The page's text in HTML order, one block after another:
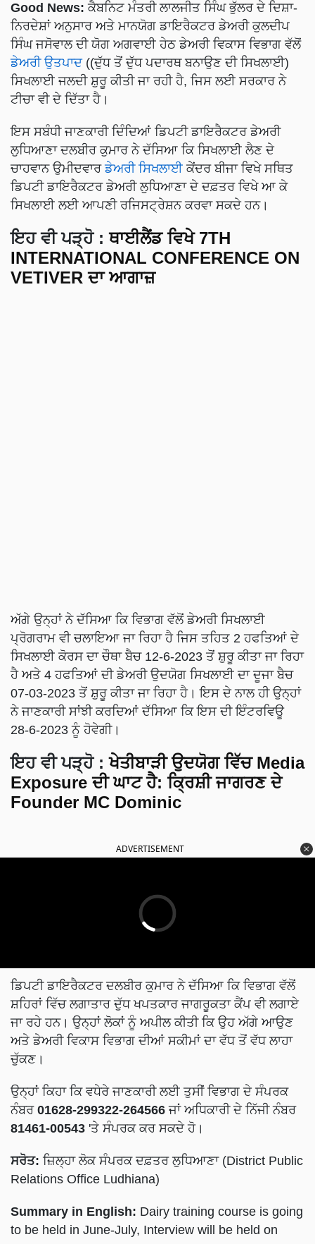
Good News: ਕੈਬਨਿਟ ਮੰਤਰੀ ਲਾਲਜੀਤ ਸਿੰਘ ਭੁੱਲਰ ਦੇ ਦਿਸ਼ਾ-
ਨਿਰਦੇਸ਼ਾਂ ਅਨੁਸਾਰ ਅਤੇ ਮਾਨਯੋਗ ਡਾਇਰੈਕਟਰ ਡੇਅਰੀ ਕੁਲਦੀਪ
ਸਿੰਘ ਜਸੋਵਾਲ ਦੀ ਯੋਗ ਅਗਵਾਈ ਹੇਠ ਡੇਅਰੀ ਵਿਕਾਸ ਵਿਭਾਗ ਵੱਲੋਂ
ਡੇਅਰੀ ਉਤਪਾਦ((ਦੁੱਧ ਤੋਂ ਦੁੱਧ ਪਦਾਰਥ ਬਨਾਉਣ ਦੀ ਸਿਖਲਾਈ)
ਸਿਖਲਾਈ ਜਲਦੀ ਸ਼ੁਰੂ ਕੀਤੀ ਜਾ ਰਹੀ ਹੈ, ਜਿਸ ਲਈ ਸਰਕਾਰ ਨੇ
ਟੀਚਾ ਵੀ ਦੇ ਦਿੱਤਾ ਹੈ।
ਇਸ ਸਬੰਧੀ ਜਾਣਕਾਰੀ ਦਿੰਦਿਆਂ ਡਿਪਟੀ ਡਾਇਰੈਕਟਰ ਡੇਅਰੀ
ਲੁਧਿਆਣਾ ਦਲਬੀਰ ਕੁਮਾਰ ਨੇ ਦੱਸਿਆ ਕਿ ਸਿਖਲਾਈ ਲੈਣ ਦੇ
ਚਾਹਵਾਨ ਉਮੀਦਵਾਰ ਡੇਅਰੀ ਸਿਖਲਾਈ ਕੇਂਦਰ ਬੀਜਾ ਵਿਖੇ ਸਥਿਤ
ਡਿਪਟੀ ਡਾਇਰੈਕਟਰ ਡੇਅਰੀ ਲੁਧਿਆਣਾ ਦੇ ਦਫ਼ਤਰ ਵਿਖੇ ਆ ਕੇ
ਸਿਖਲਾਈ ਲਈ ਆਪਣੀ ਰਜਿਸਟ੍ਰੇਸ਼ਨ ਕਰਵਾ ਸਕਦੇ ਹਨ।
ਇਹ ਵੀ ਪੜ੍ਹੋ :ਥਾਈਲੈਂਡ ਵਿਖੇ 7TH
INTERNATIONAL CONFERENCE ON
VETIVER ਦਾ ਆਗਾਜ਼
ਅੱਗੇ ਉਨ੍ਹਾਂ ਨੇ ਦੱਸਿਆ ਕਿ ਵਿਭਾਗ ਵੱਲੋਂ ਡੇਅਰੀ ਸਿਖਲਾਈ
ਪ੍ਰੋਗਰਾਮ ਵੀ ਚਲਾਇਆ ਜਾ ਰਿਹਾ ਹੈ ਜਿਸ ਤਹਿਤ 2 ਹਫਤਿਆਂ ਦੇ
ਸਿਖਲਾਈ ਕੋਰਸ ਦਾ ਚੌਥਾ ਬੈਚ 12-6-2023 ਤੋਂ ਸ਼ੁਰੂ ਕੀਤਾ ਜਾ ਰਿਹਾ
ਹੈ ਅਤੇ 4 ਹਫਤਿਆਂ ਦੀ ਡੇਅਰੀ ਉਦਯੋਗ ਸਿਖਲਾਈ ਦਾ ਦੂਜਾ ਬੈਚ
07-03-2023 ਤੋਂ ਸ਼ੁਰੂ ਕੀਤਾ ਜਾ ਰਿਹਾ ਹੈ। ਇਸ ਦੇ ਨਾਲ ਹੀ ਉਨ੍ਹਾਂ
ਨੇ ਜਾਣਕਾਰੀ ਸਾਂਝੀ ਕਰਦਿਆਂ ਦੱਸਿਆ ਕਿ ਇਸ ਦੀ ਇੰਟਰਵਿਊ
28-6-2023 ਨੂੰ ਹੋਵੇਗੀ।
ਇਹ ਵੀ ਪੜ੍ਹੋ :ਖੇਤੀਬਾੜੀ ਉਦਯੋਗ ਵਿੱਚ Media
Exposure ਦੀ ਘਾਟ ਹੈ: ਕ੍ਰਿਸ਼ੀ ਜਾਗਰਣ ਦੇ
Founder MC Dominic
ਡਿਪਟੀ ਡਾਇਰੈਕਟਰ ਦਲਬੀਰ ਕੁਮਾਰ ਨੇ ਦੱਸਿਆ ਕਿ ਵਿਭਾਗ ਵੱਲੋਂ
ਸ਼ਹਿਰਾਂ ਵਿੱਚ ਲਗਾਤਾਰ ਦੁੱਧ ਖਪਤਕਾਰ ਜਾਗਰੂਕਤਾ ਕੈਂਪ ਵੀ ਲਗਾਏ
ਜਾ ਰਹੇ ਹਨ। ਉਨ੍ਹਾਂ ਲੋਕਾਂ ਨੂੰ ਅਪੀਲ ਕੀਤੀ ਕਿ ਉਹ ਅੱਗੇ ਆਉਣ
ਅਤੇ ਡੇਅਰੀ ਵਿਕਾਸ ਵਿਭਾਗ ਦੀਆਂ ਸਕੀਮਾਂ ਦਾ ਵੱਧ ਤੋਂ ਵੱਧ ਲਾਹਾ
ਚੁੱਕਣ।
ਨੰਬਰ01628-299322-264566ਜਾਂ ਅਧਿਕਾਰੀ ਦੇ ਨਿੱਜੀ ਨੰਬਰ
81461-00543'ਤੇ ਸੰਪਰਕ ਕਰ ਸਕਦੇ ਹੋ।
Relations Office Ludhiana)
Dairy training course is going
to be held in June-July, Interview will be held on
June 28